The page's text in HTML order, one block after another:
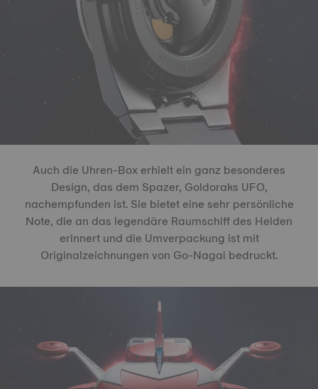
Auch die Uhren-Box erhielt ein ganz besonderes
Design, das dem Spazer, Goldoraks UFO,
nachempfunden ist. Sie bietet eine sehr persönliche
Note, die an das legendäre Raumschiff des Helden
erinnert und die Umverpackung ist mit
Originalzeichnungen von Go-Nagai bedruckt.